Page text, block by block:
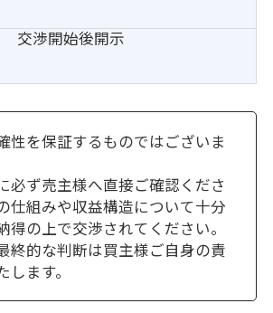
交渉開始後開示
性を保証するものではございま
必ず売主様へ直接ご確認くださ
仕組みや収益構造について十分
得の上で交渉されてください。
終的な判断は買主様ご自身の責
ます。